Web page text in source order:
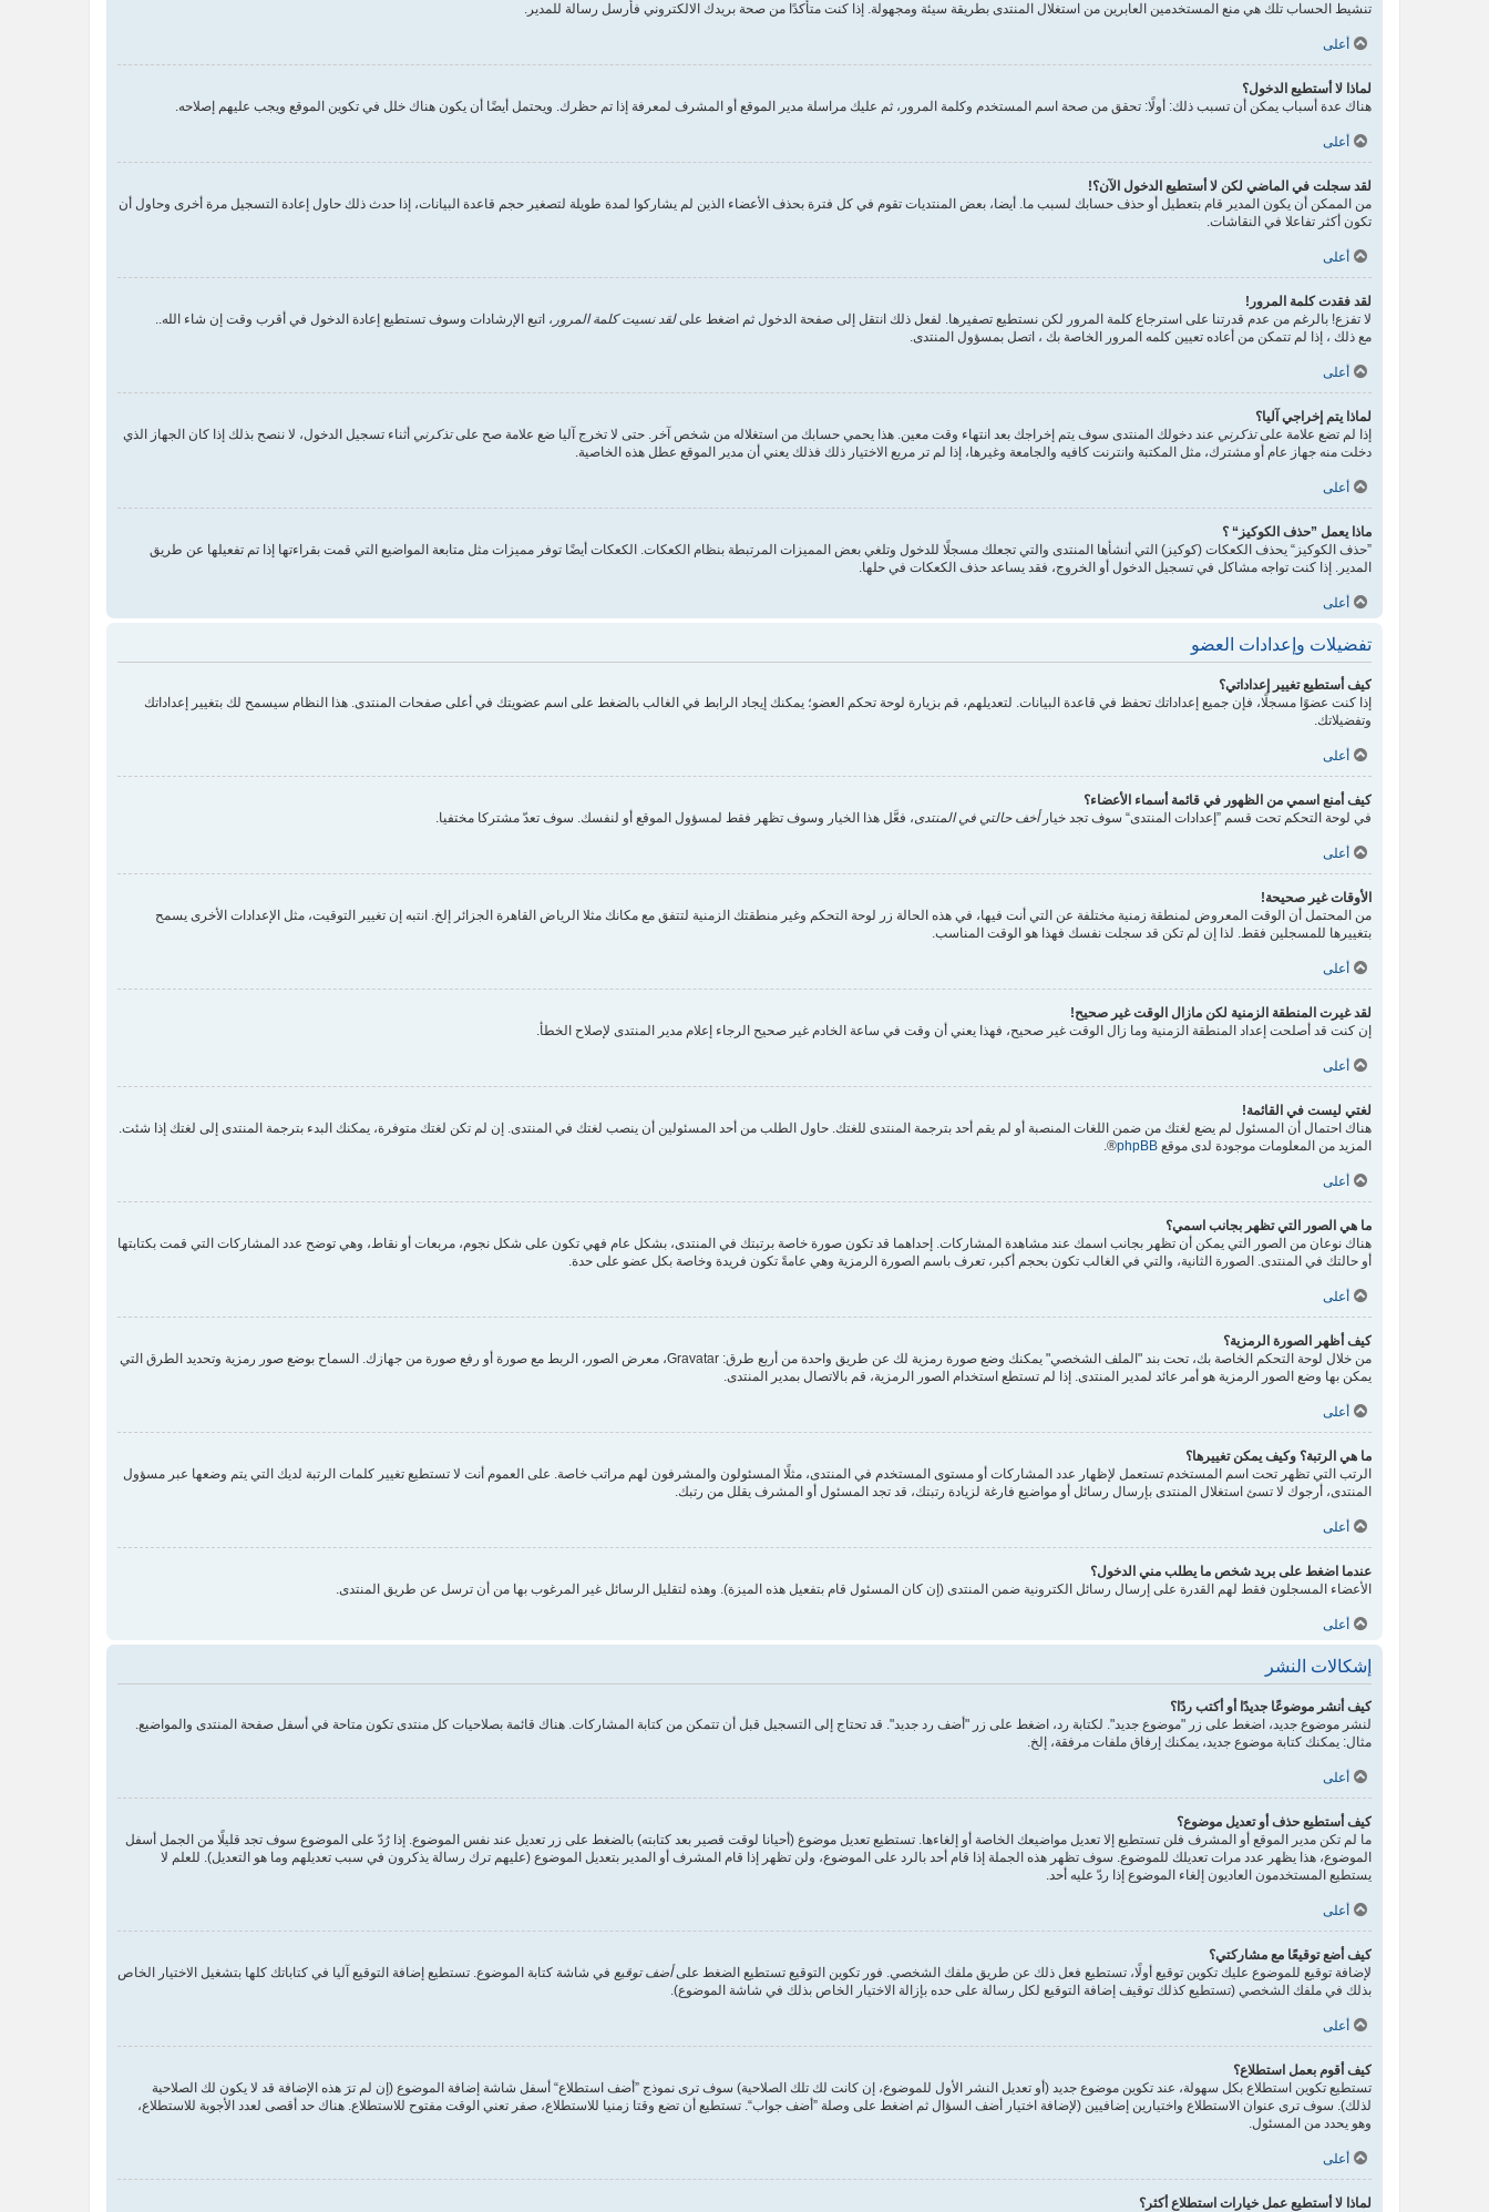
تنشيط الحساب تلك هي منع المستخدمين العابرين من استغلال المنتدى بطريقة سيئة ومجهولة. إذا كنت متأكدًا من صحة بريدك الالكتروني فأرسل رسالة للمدير.
أعلى
لماذا لا أستطيع الدخول؟
هناك عدة أسباب يمكن أن تسبب ذلك: أولًا: تحقق من صحة اسم المستخدم وكلمة المرور، ثم عليك مراسلة مدير الموقع أو المشرف لمعرفة إذا تم حظرك. ويحتمل أيضًا أن يكون هناك خلل في تكوين الموقع ويجب عليهم إصلاحه.
أعلى
لقد سجلت في الماضي لكن لا أستطيع الدخول الآن؟!
من الممكن أن يكون المدير قام بتعطيل أو حذف حسابك لسبب ما. أيضا، بعض المنتديات تقوم في كل فترة بحذف الأعضاء الذين لم يشاركوا لمدة طويلة لتصغير حجم قاعدة البيانات، إذا حدث ذلك حاول إعادة التسجيل مرة أخرى وحاول أن
تكون أكثر تفاعلا في النقاشات.
أعلى
لقد فقدت كلمة المرور!
لا تفزع! بالرغم من عدم قدرتنا على استرجاع كلمة المرور لكن نستطيع تصفيرها. لفعل ذلك انتقل إلى صفحة الدخول ثم اضغط علىلقد نسيت كلمة المرور ، اتبع الإرشادات وسوف تستطيع إعادة الدخول في أقرب وقت إن شاء الله..
مع ذلك ، إذا لم تتمكن من أعاده تعيين كلمه المرور الخاصة بك ، اتصل بمسؤول المنتدى.
أعلى
لماذا يتم إخراجي آليا؟
إذا لم تضع علامة علىتذكرني عند دخولك المنتدى سوف يتم إخراجك بعد انتهاء وقت معين. هذا يحمي حسابك من استغلاله من شخص آخر. حتى لا تخرج آليا ضع علامة صح علىتذكرني أثناء تسجيل الدخول، لا ننصح بذلك إذا كان الجهاز الذي
دخلت منه جهاز عام أو مشترك، مثل المكتبة وانترنت كافيه والجامعة وغيرها، إذا لم تر مربع الاختيار ذلك فذلك يعني أن مدير الموقع عطل هذه الخاصية.
أعلى
ماذا يعمل ”حذف الكوكيز“ ؟
”حذف الكوكيز“ يحذف الكعكات (كوكيز) التي أنشأها المنتدى والتي تجعلك مسجلًا للدخول وتلغي بعض المميزات المرتبطة بنظام الكعكات. الكعكات أيضًا توفر مميزات مثل متابعة المواضيع التي قمت بقراءتها إذا تم تفعيلها عن طريق
المدير. إذا كنت تواجه مشاكل في تسجيل الدخول أو الخروج، فقد يساعد حذف الكعكات في حلها.
أعلى
تفضيلات وإعدادات العضو
كيف أستطيع تغيير إعداداتي؟
إذا كنت عضوًا مسجلًا، فإن جميع إعداداتك تحفظ في قاعدة البيانات. لتعديلهم، قم بزيارة لوحة تحكم العضو؛ يمكنك إيجاد الرابط في الغالب بالضغط على اسم عضويتك في أعلى صفحات المنتدى. هذا النظام سيسمح لك بتغيير إعداداتك
وتفضيلاتك.
أعلى
كيف أمنع اسمي من الظهور في قائمة أسماء الأعضاء؟
في لوحة التحكم تحت قسم ”إعدادات المنتدى“ سوف تجد خيارأخف حالتي في المنتدى، فعَّل هذا الخيار وسوف تظهر فقط لمسؤول الموقع أو لنفسك. سوف تعدّ مشتركا مختفيا.
أعلى
الأوقات غير صحيحة!
من المحتمل أن الوقت المعروض لمنطقة زمنية مختلفة عن التي أنت فيها، في هذه الحالة زر لوحة التحكم وغير منطقتك الزمنية لتتفق مع مكانك مثلا الرياض القاهرة الجزائر إلخ. انتبه إن تغيير التوقيت، مثل الإعدادات الأخرى يسمح
بتغييرها للمسجلين فقط. لذا إن لم تكن قد سجلت نفسك فهذا هو الوقت المناسب.
أعلى
لقد غيرت المنطقة الزمنية لكن مازال الوقت غير صحيح!
إن كنت قد أصلحت إعداد المنطقة الزمنية وما زال الوقت غير صحيح، فهذا يعني أن وقت في ساعة الخادم غير صحيح الرجاء إعلام مدير المنتدى لإصلاح الخطأ.
أعلى
لغتي ليست في القائمة!
هناك احتمال أن المسئول لم يضع لغتك من ضمن اللغات المنصبة أو لم يقم أحد بترجمة المنتدى للغتك. حاول الطلب من أحد المسئولين أن ينصب لغتك في المنتدى. إن لم تكن لغتك متوفرة، يمكنك البدء بترجمة المنتدى إلى لغتك إذا شئت.
المزيد من المعلومات موجودة لدى موقع phpBB
®.
أعلى
ما هي الصور التي تظهر بجانب اسمي؟
هناك نوعان من الصور التي يمكن أن تظهر بجانب اسمك عند مشاهدة المشاركات. إحداهما قد تكون صورة خاصة برتبتك في المنتدى، بشكل عام فهي تكون على شكل نجوم، مربعات أو نقاط، وهي توضح عدد المشاركات التي قمت بكتابتها
أو حالتك في المنتدى. الصورة الثانية، والتي في الغالب تكون بحجم أكبر، تعرف باسم الصورة الرمزية وهي عامةً تكون فريدة وخاصة بكل عضو على حدة.
أعلى
كيف أظهر الصورة الرمزية؟
من خلال لوحة التحكم الخاصة بك، تحت بند "الملف الشخصي" يمكنك وضع صورة رمزية لك عن طريق واحدة من أربع طرق: Gravatar، معرض الصور، الربط مع صورة أو رفع صورة من جهازك. السماح بوضع صور رمزية وتحديد الطرق التي
يمكن بها وضع الصور الرمزية هو أمر عائد لمدير المنتدى. إذا لم تستطع استخدام الصور الرمزية، قم بالاتصال بمدير المنتدى.
أعلى
ما هي الرتبة؟ وكيف يمكن تغييرها؟
الرتب التي تظهر تحت اسم المستخدم تستعمل لإظهار عدد المشاركات أو مستوى المستخدم في المنتدى، مثلًا المسئولون والمشرفون لهم مراتب خاصة. على العموم أنت لا تستطيع تغيير كلمات الرتبة لديك التي يتم وضعها عبر مسؤول
المنتدى، أرجوك لا تسئ استغلال المنتدى بإرسال رسائل أو مواضيع فارغة لزيادة رتبتك، قد تجد المسئول أو المشرف يقلل من رتبك.
أعلى
عندما اضغط على بريد شخص ما يطلب مني الدخول؟
الأعضاء المسجلون فقط لهم القدرة على إرسال رسائل الكترونية ضمن المنتدى (إن كان المسئول قام بتفعيل هذه الميزة). وهذه لتقليل الرسائل غير المرغوب بها من أن ترسل عن طريق المنتدى.
أعلى
إشكالات النشر
كيف أنشر موضوعًا جديدًا أو أكتب ردًا؟
لنشر موضوع جديد، اضغط على زر "موضوع جديد". لكتابة رد، اضغط على زر "أضف رد جديد". قد تحتاج إلى التسجيل قبل أن تتمكن من كتابة المشاركات. هناك قائمة بصلاحيات كل منتدى تكون متاحة في أسفل صفحة المنتدى والمواضيع.
مثال: يمكنك كتابة موضوع جديد، يمكنك إرفاق ملفات مرفقة، إلخ.
أعلى
كيف أستطيع حذف أو تعديل موضوع؟
ما لم تكن مدير الموقع أو المشرف فلن تستطيع إلا تعديل مواضيعك الخاصة أو إلغاءها. تستطيع تعديل موضوع (أحيانا لوقت قصير بعد كتابته) بالضغط على زر تعديل عند نفس الموضوع. إذا رُدّ على الموضوع سوف تجد قليلًا من الجمل أسفل
الموضوع، هذا يظهر عدد مرات تعديلك للموضوع. سوف تظهر هذه الجملة إذا قام أحد بالرد على الموضوع، ولن تظهر إذا قام المشرف أو المدير بتعديل الموضوع (عليهم ترك رسالة يذكرون في سبب تعديلهم وما هو التعديل). للعلم لا
يستطيع المستخدمون العاديون إلغاء الموضوع إذا ردّ عليه أحد.
أعلى
كيف أضع توقيعًا مع مشاركتي؟
لإضافة توقيع للموضوع عليك تكوين توقيع أولًا، تستطيع فعل ذلك عن طريق ملفك الشخصي. فور تكوين التوقيع تستطيع الضغط علىأضف توقيع في شاشة كتابة الموضوع. تستطيع إضافة التوقيع آليا في كتاباتك كلها بتشغيل الاختيار الخاص
بذلك في ملفك الشخصي (تستطيع كذلك توقيف إضافة التوقيع لكل رسالة على حده بإزالة الاختيار الخاص بذلك في شاشة الموضوع).
أعلى
كيف أقوم بعمل استطلاع؟
تستطيع تكوين استطلاع بكل سهولة، عند تكوين موضوع جديد (أو تعديل النشر الأول للموضوع، إن كانت لك تلك الصلاحية) سوف ترى نموذج ”أضف استطلاع“ أسفل شاشة إضافة الموضوع (إن لم ترَ هذه الإضافة قد لا يكون لك الصلاحية
لذلك). سوف ترى عنوان الاستطلاع واختيارين إضافيين (لإضافة اختيار أضف السؤال ثم اضغط على وصلة ”أضف جواب“. تستطيع أن تضع وقتا زمنيا للاستطلاع، صفر تعني الوقت مفتوح للاستطلاع. هناك حد أقصى لعدد الأجوبة للاستطلاع،
وهو يحدد من المسئول.
أعلى
لماذا لا أستطيع عمل خيارات استطلاع أكثر؟